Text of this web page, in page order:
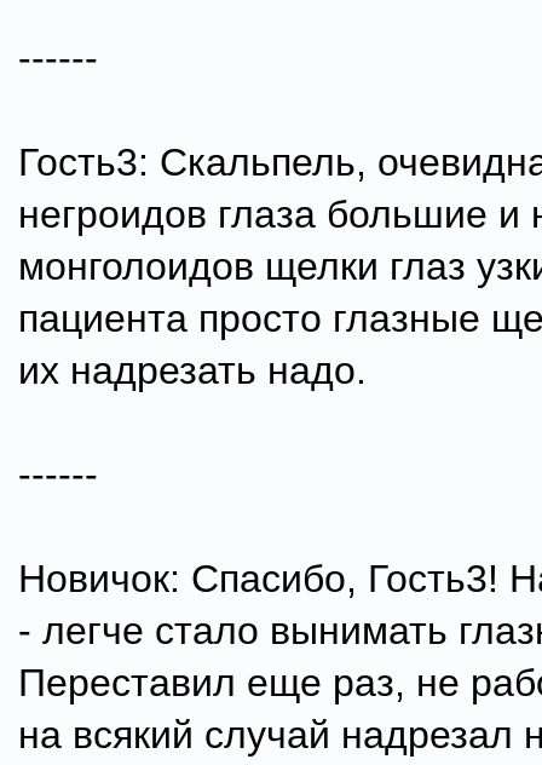
------
Гость3: Скальпель,
негроидов глаза большие и
монголоидов щелки глаз
пациента просто глазные
их надрезать надо.
------
Новичок: Спасибо, Гость3!
- легче стало вынимать
Переставил еще раз, не
на всякий случай надрезал